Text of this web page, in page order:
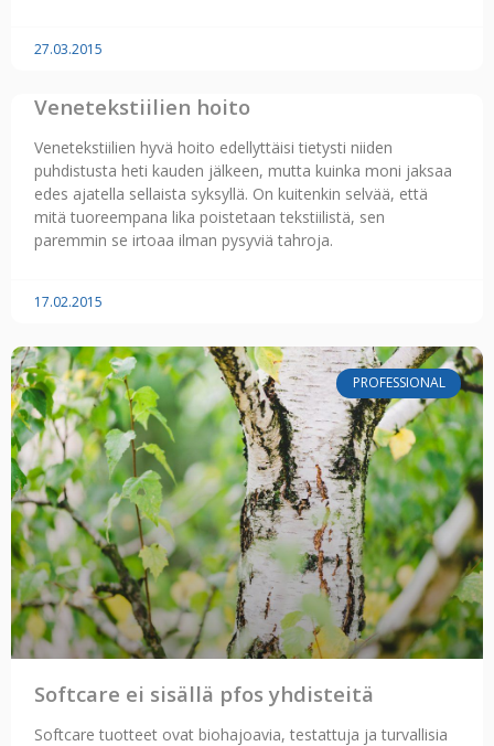
27.03.2015
Venetekstiilien hoito
Venetekstiilien hyvä hoito edellyttäisi tietysti niiden
puhdistusta heti kauden jälkeen, mutta kuinka moni jaksaa
edes ajatella sellaista syksyllä. On kuitenkin selvää, että
mitä tuoreempana lika poistetaan tekstiilistä, sen
paremmin se irtoaa ilman pysyviä tahroja.
17.02.2015
PROFESSIONAL
Softcare ei sisällä pfos yhdisteitä
Softcare tuotteet ovat biohajoavia, testattuja ja turvallisia